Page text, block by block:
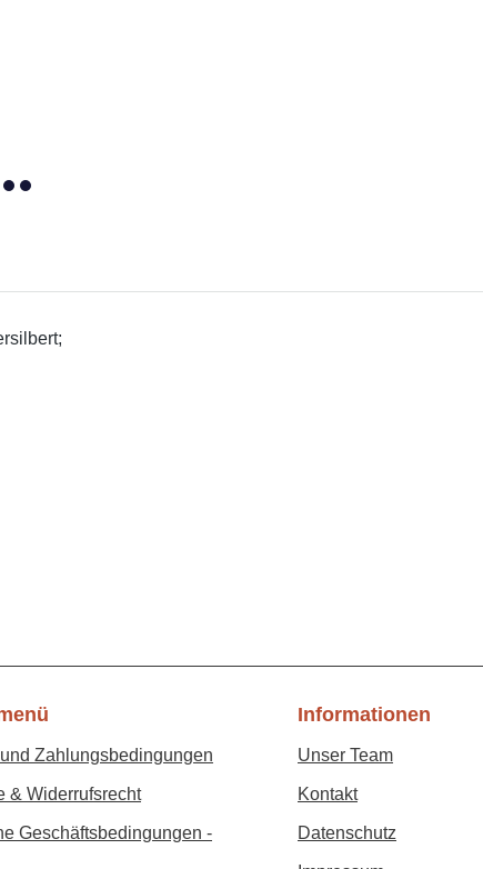
Zahlungsbedingungen
& Widerrufsrecht
Geschäftsbedingungen -
Informationen
Unser Team
Kontakt
Datenschutz